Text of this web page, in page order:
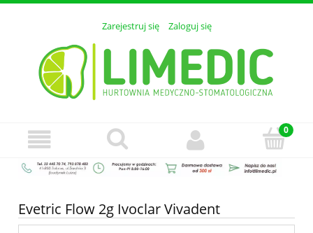
Zarejestruj się Zaloguj się
Evetric Flow 2g Ivoclar Vivadent